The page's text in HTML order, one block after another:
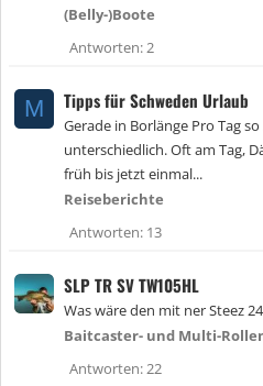
(Belly-)Boote
Antworten 2
M Tipps für Schweden Urlaub
Gerade in Borlänge Pro Tag
unterschiedlich. Oft am Tag,
früh bis jetzt einmal...
Reiseberichte
Antworten 13
SLP TR SV TW105HL
Was wäre den mit ner Steez
Baitcaster- und Multi-
Antworten 22